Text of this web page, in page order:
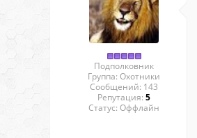
Подполковник
Группа: Охотники
Сообщений: 143
Репутация: 5
Статус: Оффлайн